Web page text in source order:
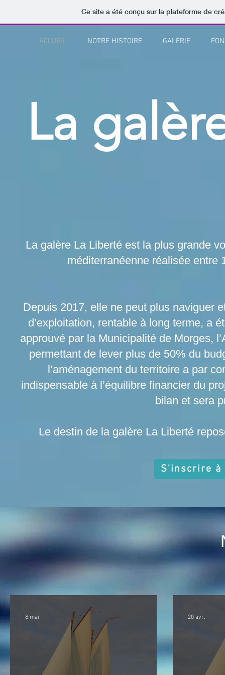
Ce site a été conçu sur la plateforme de
ACCUEIL NOTRE HISTOIRE GALERIE
La
La galère La Liberté est la plus grande
méditerranéenne réalisée entre
Depuis 2017, elle ne peut plus naviguer
d’exploitation, rentable à long terme, a
approuvé par la Municipalité de Morges,
permettant de lever plus de 50% du
l’aménagement du territoire a par
indispensable à l’équilibre financier du
bilan et sera
Le destin de la galère La Liberté
S'inscrire à
8 mai 20 avr.